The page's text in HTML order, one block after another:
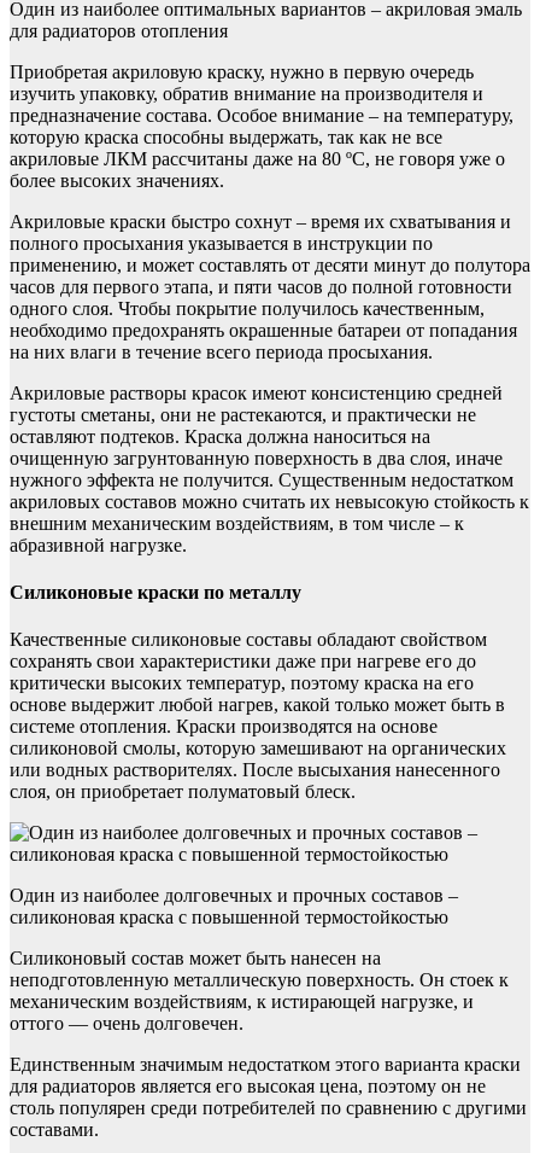
Один из наиболее оптимальных вариантов – акриловая эмаль
для радиаторов отопления
Приобретая акриловую краску, нужно в первую очередь
изучить упаковку, обратив внимание на производителя и
предназначение состава. Особое внимание – на температуру,
которую краска способны выдержать, так как не все
акриловые ЛКМ рассчитаны даже на 80 ºС, не говоря уже о
более высоких значениях.
Акриловые краски быстро сохнут – время их схватывания и
полного просыхания указывается в инструкции по
применению, и может составлять от десяти минут до полутора
часов для первого этапа, и пяти часов до полной готовности
одного слоя. Чтобы покрытие получилось качественным,
необходимо предохранять окрашенные батареи от попадания
на них влаги в течение всего периода просыхания.
Акриловые растворы красок имеют консистенцию средней
густоты сметаны, они не растекаются, и практически не
оставляют подтеков. Краска должна наноситься на
очищенную загрунтованную поверхность в два слоя, иначе
нужного эффекта не получится. Существенным недостатком
акриловых составов можно считать их невысокую стойкость к
внешним механическим воздействиям, в том числе – к
абразивной нагрузке.
Силиконовые краски по металлу
Качественные силиконовые составы обладают свойством
сохранять свои характеристики даже при нагреве его до
критически высоких температур, поэтому краска на его
основе выдержит любой нагрев, какой только может быть в
системе отопления. Краски производятся на основе
силиконовой смолы, которую замешивают на органических
или водных растворителях. После высыхания нанесенного
слоя, он приобретает полуматовый блеск.
Один из наиболее долговечных и прочных составов –
силиконовая краска с повышенной термостойкостью
Силиконовый состав может быть нанесен на
неподготовленную металлическую поверхность. Он стоек к
механическим воздействиям, к истирающей нагрузке, и
оттого — очень долговечен.
Единственным значимым недостатком этого варианта краски
для радиаторов является его высокая цена, поэтому он не
столь популярен среди потребителей по сравнению с другими
составами.